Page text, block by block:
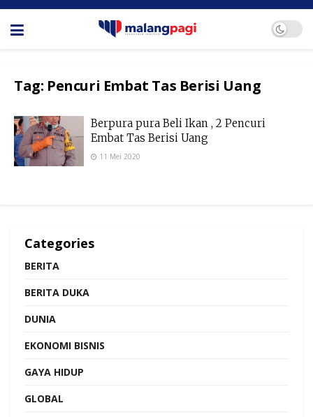
Tag: Pencuri Embat Tas Berisi Uang
Berpura pura Beli Ikan , 2 Pencuri
Embat Tas Berisi Uang
11 Mei 2020
Categories
BERITA
BERITA DUKA
DUNIA
EKONOMI BISNIS
GAYA HIDUP
GLOBAL